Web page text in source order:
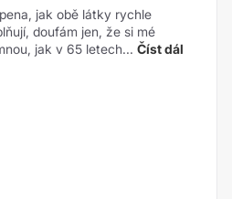
jak obě látky rychle
doufám jen, že si mé
jak v 65 letech... Číst dál